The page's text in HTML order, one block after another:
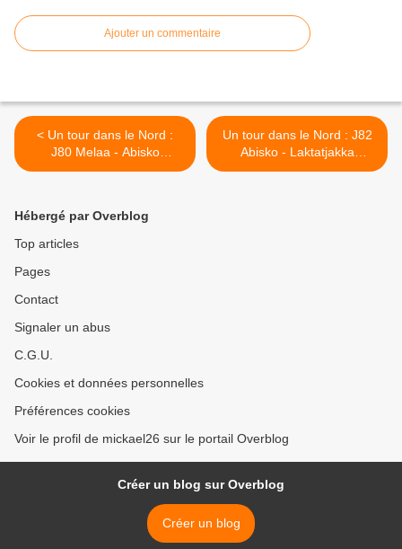
Ajouter un commentaire
< Un tour dans le Nord :
J80 Melaa - Abisko
(265kms)
Un tour dans le Nord : J82
Abisko - Laktatjakka
(58kms) >
Hébergé par Overblog
Top articles
Pages
Contact
Signaler un abus
C.G.U.
Cookies et données personnelles
Préférences cookies
Voir le profil de mickael26 sur le portail Overblog
Créer un blog sur Overblog
Créer un blog